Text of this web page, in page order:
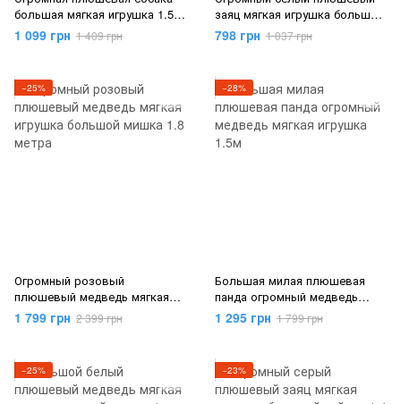
большая мягкая игрушка 1.5
метра
1 099 грн 1 409 грн
заяц мягкая игрушка большой
зайчик 1.4 метра
798 грн 1 037 грн
−25%
Огромный розовый
плюшевый медведь мягкая
игрушка большой мишка 1.8
метра
1 799 грн 2 399 грн
−28%
Большая милая плюшевая
панда огромный медведь
мягкая игрушка 1.5м
1 295 грн 1 799 грн
−25% −23%